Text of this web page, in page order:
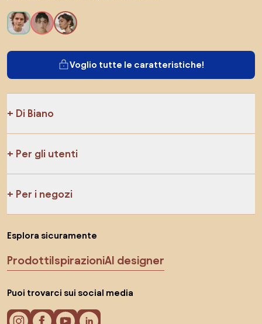
Voglio tutte le caratteristiche!
Di Biano
Per gli utenti
Per i negozi
Esplora sicuramente
ProdottiIspirazioniAI designer
Puoi trovarci sui social media